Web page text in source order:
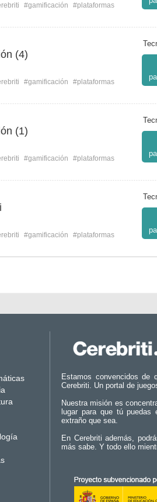
#gamificación #plataformas
(4)
#gamificación #plataformas
(1)
#gamificación #plataformas
#gamificación #plataformas
Estamos convencidos de
Cerebriti. Un portal de
Nuestra misión es
lugar para que tú
extraño que sea.
En Cerebriti además,
más sabe. Y todo ello